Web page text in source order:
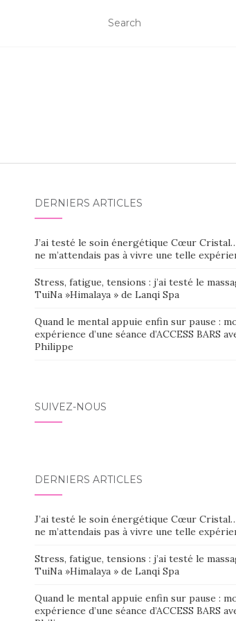
DERNIERS ARTICLES
J’ai testé le soin énergétique Cœur
ne m’attendais pas à vivre une telle
Stress, fatigue, tensions : j’ai testé le
TuiNa »Himalaya » de Lanqi Spa
Quand le mental appuie enfin sur pause :
expérience d’une séance d’ACCESS BARS
Philippe
SUIVEZ-NOUS
DERNIERS ARTICLES
J’ai testé le soin énergétique Cœur
ne m’attendais pas à vivre une telle
Stress, fatigue, tensions : j’ai testé le
TuiNa »Himalaya » de Lanqi Spa
Quand le mental appuie enfin sur pause :
expérience d’une séance d’ACCESS BARS